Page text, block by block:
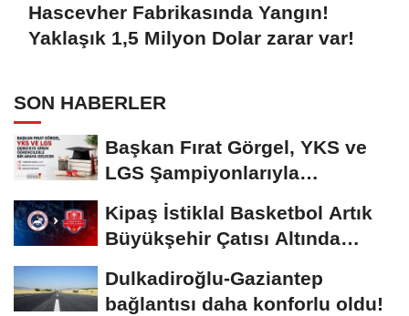
Hascevher Fabrikasında Yangın!
Yaklaşık 1,5 Milyon Dolar zarar var!
SON HABERLER
Başkan Fırat Görgel, YKS ve
LGS Şampiyonlarıyla
Buluşacak
Kipaş İstiklal Basketbol Artık
Büyükşehir Çatısı Altında
Dulkadiroğlu-Gaziantep
bağlantısı daha konforlu oldu!